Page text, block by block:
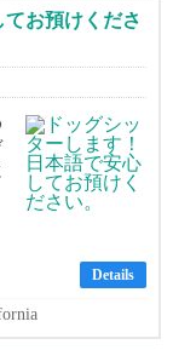
てお預けくださ
Details